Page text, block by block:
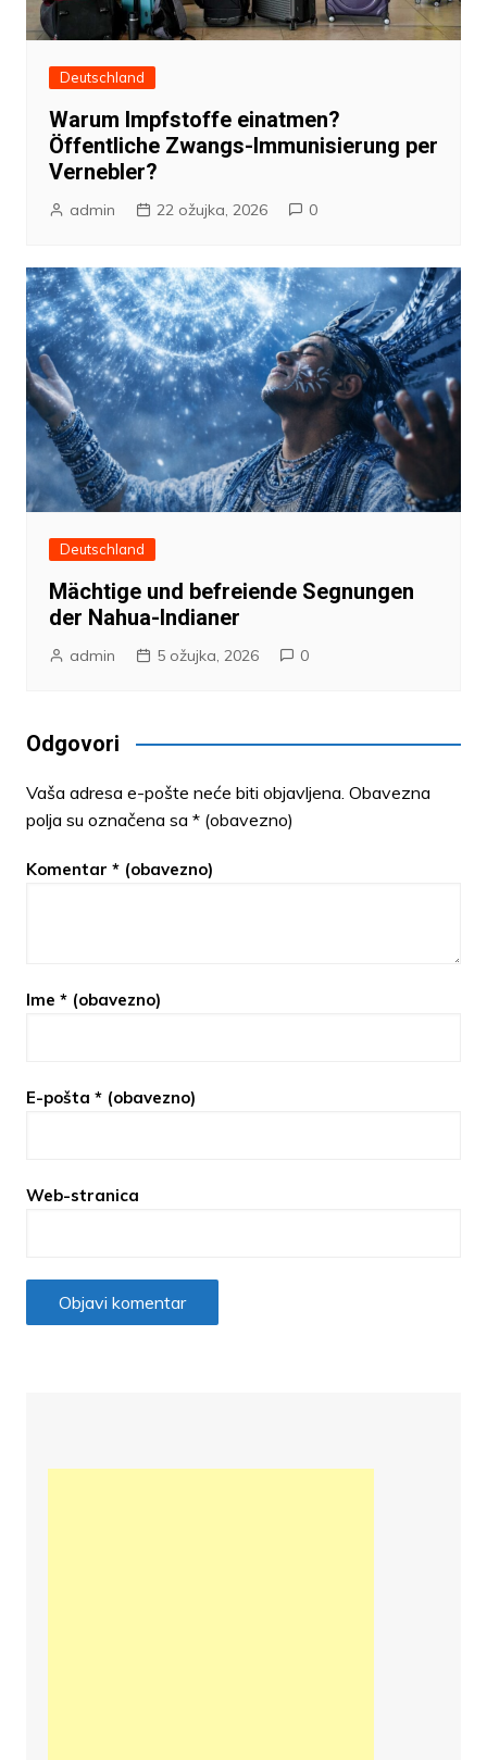
Deutschland
Warum Impfstoffe einatmen?
Öffentliche Zwangs-Immunisierung per
Vernebler?
admin 22 ožujka, 2026 0
Deutschland
Mächtige und befreiende Segnungen
der Nahua-Indianer
admin 5 ožujka, 2026 0
Odgovori
Vaša adresa e-pošte neće biti objavljena. Obavezna
polja su označena sa * (obavezno)
Komentar * (obavezno)
Ime * (obavezno)
E-pošta * (obavezno)
Web-stranica